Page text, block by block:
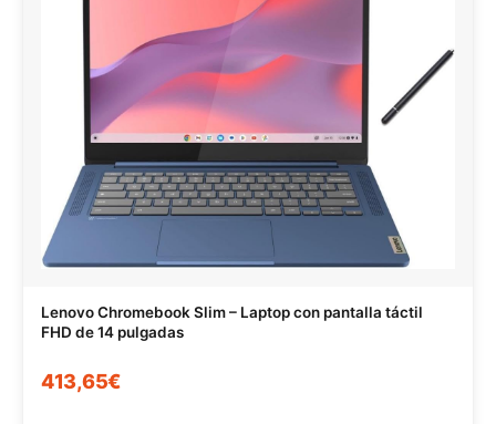
Lenovo Chromebook Slim – Laptop con pantalla táctil
FHD de 14 pulgadas
413,65€